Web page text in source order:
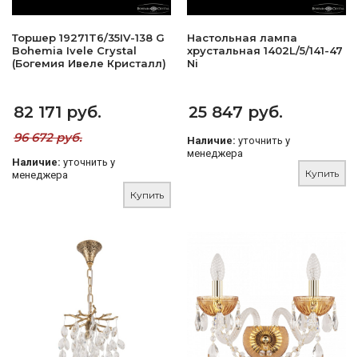
Торшер 19271T6/35IV-138 G
Bohemia Ivele Crystal
(Богемия Ивеле Кристалл)
82 171 руб.
96 672 руб.
Наличие: уточнить у
менеджера
Купить
Настольная лампа
хрустальная 1402L/5/141-47
Ni
25 847 руб.
Наличие: уточнить у
менеджера
Купить